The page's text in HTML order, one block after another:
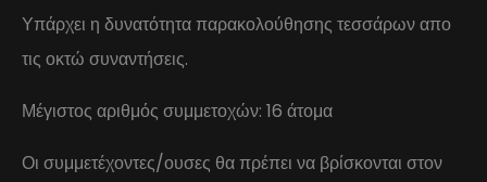
Υπάρχει η δυνατότητα παρακολούθησης τεσσάρων απο
τις οκτώ συναντήσεις.
Μέγιστος αριθμός συμμετοχών: 16 άτομα
Οι συμμετέχοντες/ουσες θα πρέπει να βρίσκονται στον